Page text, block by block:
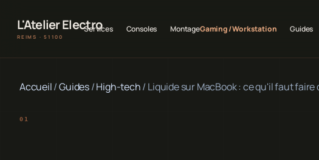
L'Atelier Electro
REIMS · 51100
Services Consoles MontageGaming / Workstation Guides
Accueil/Guides/High-tech/ Liquide sur MacBook : ce qu'il faut